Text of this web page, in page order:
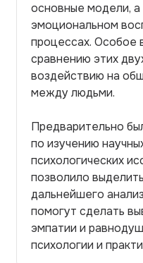
основные модели, а
эмоциональном
процессах. Особое
сравнению этих
воздействию на
между людьми.
Предварительно
по изучению
психологических
позволило
дальнейшего
помогут сделать
эмпатии и
психологии и